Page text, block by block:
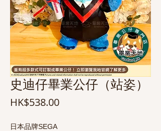
史迪仔畢業公仔（站姿）
HK$538.00價
日本品牌SEGA